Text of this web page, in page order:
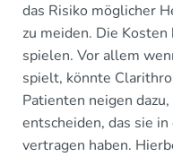
das Risiko möglicher
zu meiden. Die
spielen. Vor allem
spielt, könnte
Patienten neigen
entscheiden, das sie
vertragen haben.